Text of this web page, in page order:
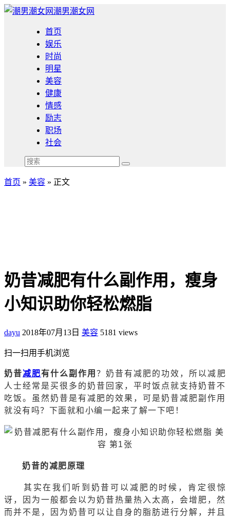
潮男潮女网
首页
娱乐
时尚
明星
美容
健康
情感
励志
职场
社会
首页 » 美容 » 正文
奶昔减肥有什么副作用，瘦身
小知识助你轻松燃脂
dayu 2018年07月13日 美容 5181 views
扫一扫用手机浏览
奶昔减肥有什么副作用？奶昔有减肥的功效，所以减肥
人士经常是买很多的奶昔回家，平时饭点就支持奶昔不
吃饭。虽然奶昔是有减肥的效果，可是奶昔减肥副作用
就没有吗？下面就和小编一起来了解一下吧！
奶昔的减肥原理
其实在我们听到奶昔可以减肥的时候，肯定很惊
讶，因为一般都会以为奶昔热量热入太高，会增肥，然
而并不是，因为奶昔可以让自身的脂肪进行分解，并且